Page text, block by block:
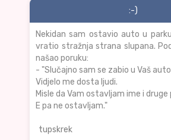
:-)
Nekidan sam ostavio auto u
vratio stražnja strana slupana.
našao poruku:
- "Slučajno sam se zabio u Vaš
Vidjelo me dosta ljudi.
Misle da Vam ostavljam ime i druge
E pa ne ostavljam."
tupskrek